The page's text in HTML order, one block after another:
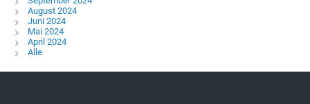
August 2024
Juni 2024
Mai 2024
April 2024
Alle